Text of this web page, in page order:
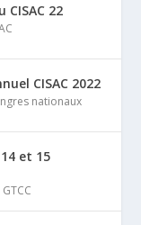
22
CISAC 2022
nationaux
et 15
GTCC